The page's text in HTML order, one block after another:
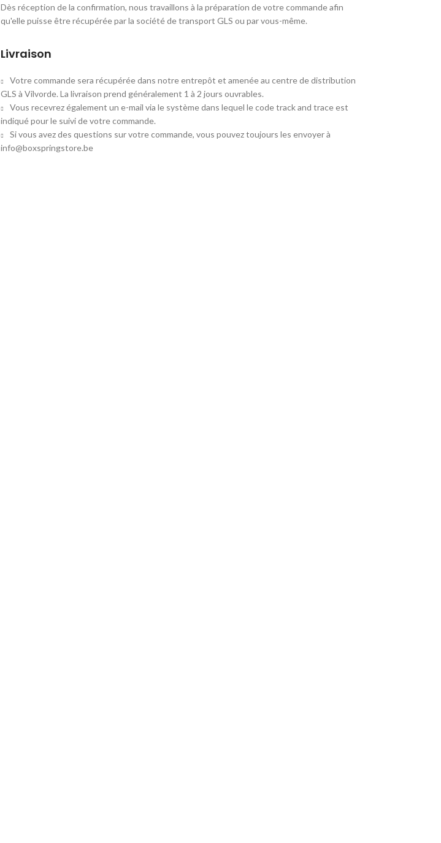
Dès réception de la confirmation, nous travaillons à la préparation de votre commande afin
qu'elle puisse être récupérée par la société de transport GLS ou par vous-même.
Livraison
Votre commande sera récupérée dans notre entrepôt et amenée au centre de distribution
GLS à Vilvorde. La livraison prend généralement 1 à 2 jours ouvrables.
Vous recevrez également un e-mail via le système dans lequel le code track and trace est
indiqué pour le suivi de votre commande.
Si vous avez des questions sur votre commande, vous pouvez toujours les envoyer à
info@boxspringstore.be